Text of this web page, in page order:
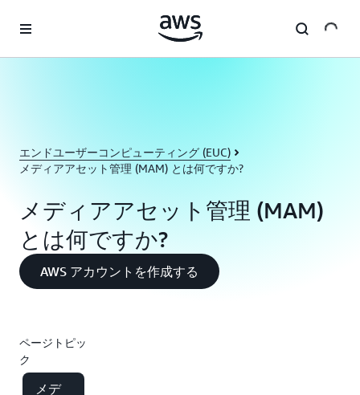
エンドユーザーコンピューティング (EUC)
メディアアセット管理 (MAM) とは何ですか?
メディアアセット管理 (MAM)
とは何ですか?
AWS アカウントを作成する
ページトピッ
ク
メデ